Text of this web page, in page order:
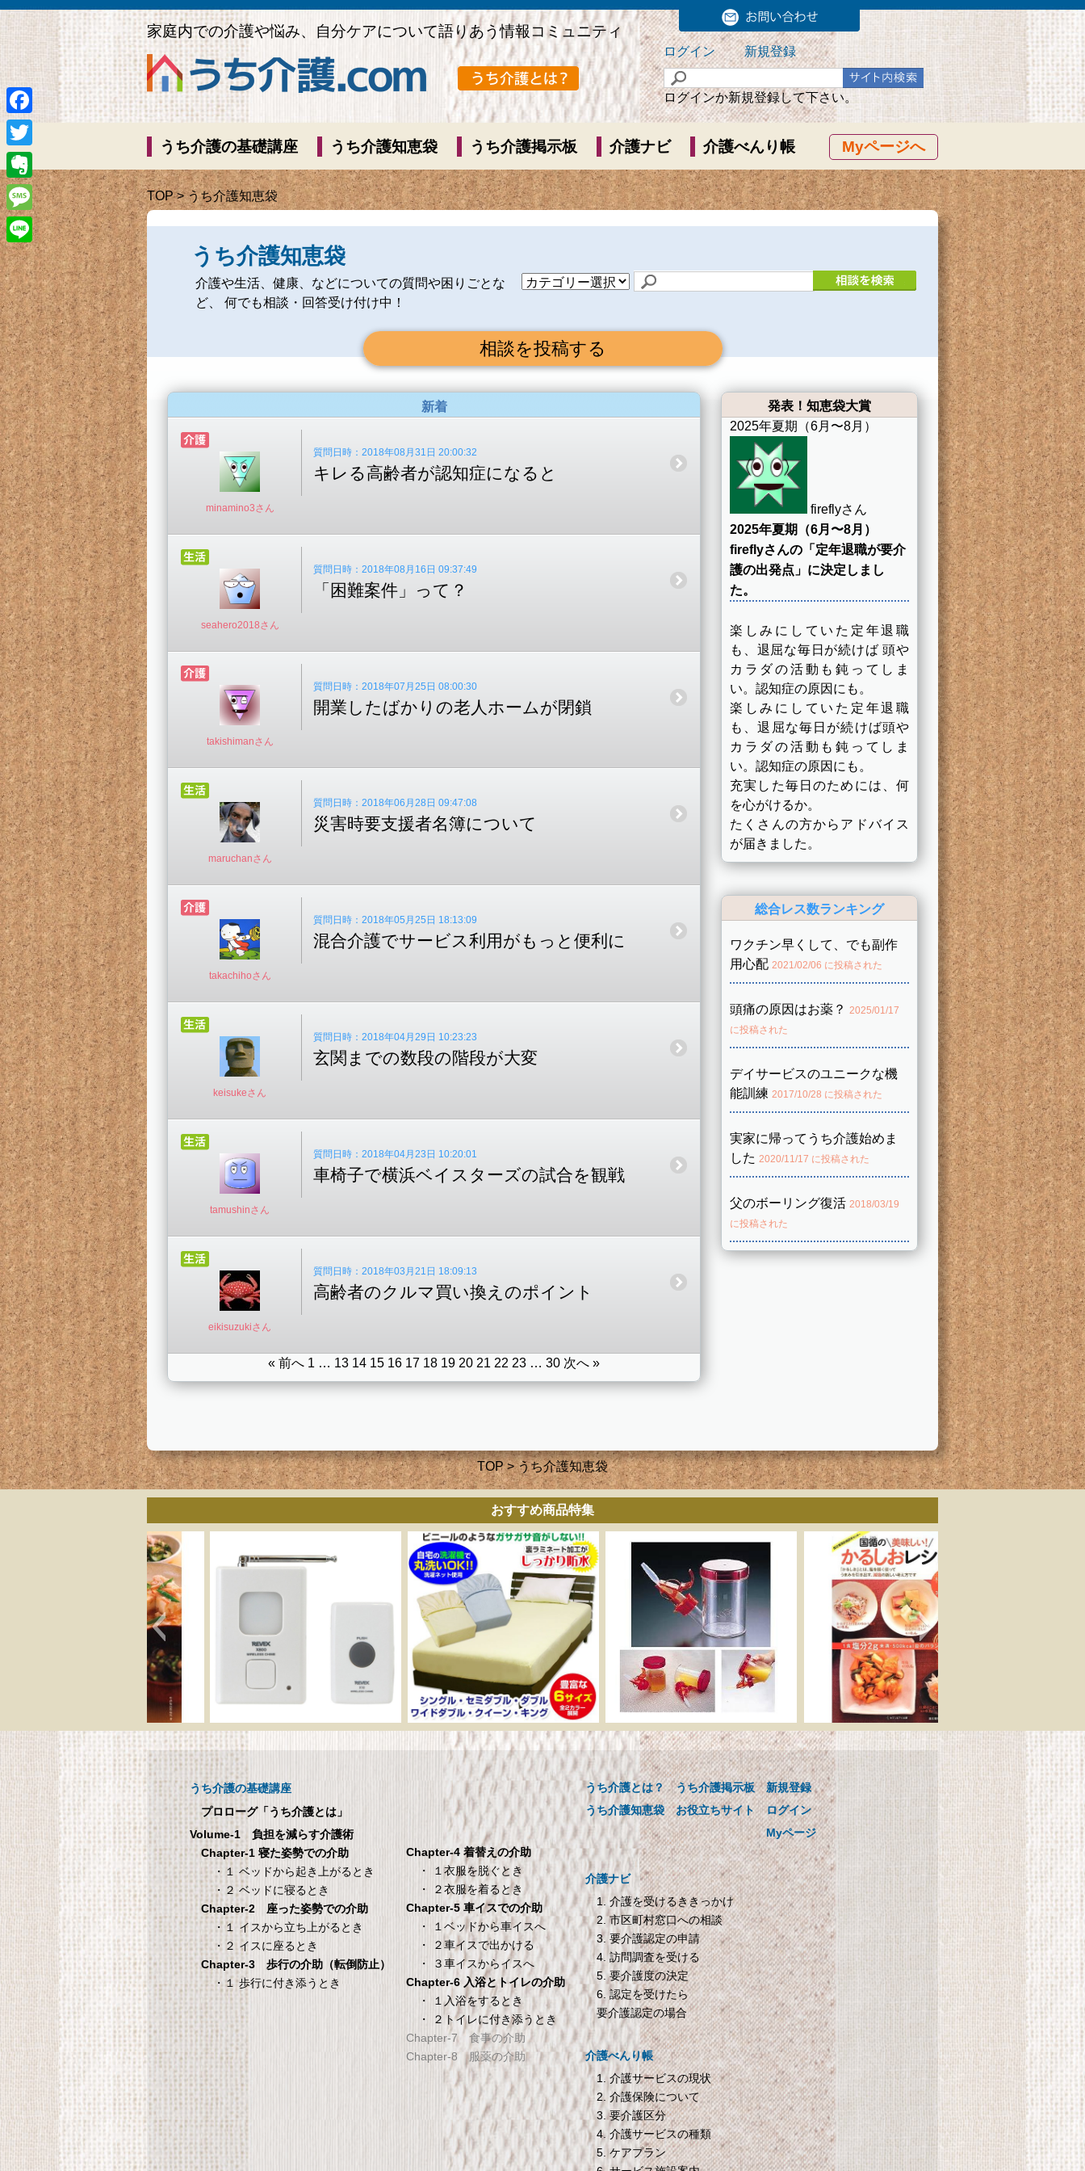
家庭内での介護や悩み、自分ケアについて語りあう情報コミュニティ
ログイン 新規登録
ログインか新規登録して下さい。
Myページへ
うち介護の基礎講座 うち介護知恵袋 うち介護掲示板 介護ナビ 介護べんり帳
TOP> うち介護知恵袋
うち介護知恵袋
介護や生活、健康、などについての質問や困りごとな
ど、 何でも相談・回答受け付け中！
相談を投稿する
新着
minamino3さん
質問日時：2018年08月31日 20:00:32
キレる高齢者が認知症になると
seahero2018さん
質問日時：2018年08月16日 09:37:49
「困難案件」って？
takishimanさん
質問日時：2018年07月25日 08:00:30
開業したばかりの老人ホームが閉鎖
maruchanさん
質問日時：2018年06月28日 09:47:08
災害時要支援者名簿について
takachihoさん
質問日時：2018年05月25日 18:13:09
混合介護でサービス利用がもっと便利に
keisukeさん
質問日時：2018年04月29日 10:23:23
玄関までの数段の階段が大変
tamushinさん
質問日時：2018年04月23日 10:20:01
車椅子で横浜ベイスターズの試合を観戦
eikisuzukiさん
質問日時：2018年03月21日 18:09:13
高齢者のクルマ買い換えのポイント
« 前へ 1 … 13 14 15 16 17 18 19 20 21 22 23 … 30 次へ »
発表！知恵袋大賞
2025年夏期（6月〜8月）
fireflyさん
2025年夏期（6月〜8月）
fireflyさんの「定年退職が要介
護の出発点」に決定しまし
た。
楽しみにしていた定年退職
も、退屈な毎日が続けば 頭や
カラダの活動も鈍ってしま
い。認知症の原因にも。
楽しみにしていた定年退職
も、退屈な毎日が続けば頭や
カラダの活動も鈍ってしま
い。認知症の原因にも。
充実した毎日のためには、何
を心がけるか。
たくさんの方からアドバイス
が届きました。
総合レス数ランキング
ワクチン早くして、でも副作
用心配 2021/02/06 に投稿された
頭痛の原因はお薬？ 2025/01/17
に投稿された
デイサービスのユニークな機
能訓練 2017/10/28 に投稿された
実家に帰ってうち介護始めま
した 2020/11/17 に投稿された
父のボーリング復活 2018/03/19
に投稿された
TOP> うち介護知恵袋
おすすめ商品特集
際病院の 愛情健
康レシピ
病院の 愛情健康レシピ
呼び出しチャイムセット
X810
呼び出しチャイムセット X810
メーカー直販 ベッド用ボ
ックスシーツ 防水シー
ツ 【介護シーツ･ベッド
用防水シーツ】シングル
100×200×30cm クリーム
メーカー直販 ベッド用ボックス
シーツ 防水シーツ 【介護シーツ･
ベッド用防水シーツ】シングル
100×200×30cm クリーム
介助用食器 らくらくゴ
ックンスープ・お茶用
【介護用品】
介助用食器 らくらくゴックンス
ープ・お茶用【介護用品】
国循の美味しい! かるし
おレシピ 0.1mlまで量れ
る! かるしおスプーン3本
セットつき
国循の美味しい! かるしおレシピ
0.1mlまで量れる! かるしおスプー
ン3本セットつき
タンスのゲン 介護用ベ
ッドテーブル キャスタ
ー付き 伸縮式 高さ調節
可能 Licht リヒト
65090050BR
タンスのゲン 介護用ベッドテー
ブル キャスター付き 伸縮式 高さ
調節可能 Licht リヒト
65090050BR
TANITA 【乗った人をピ
タリと当てる「乗るピタ
機能」搭載】 体組成計
ホワイト BC-754-WH
TANITA 【乗った人をピタリと当
てる「乗るピタ機能」搭載】 体
組成計 ホワイト BC-754-WH
オムロン HEM-7200 自
動血圧計
オムロン HEM-7200 自動血圧計
SHARP プラズマクラス
ター搭載 加湿機 気化式
パーソナルタイプ ブル
ー系 HV-C30-A
SHARP プラズマクラスター搭載
加湿機 気化式 パーソナルタイプ
ブルー系 HV-C30-A
うち介護の基礎講座
プロローグ「うち介護とは」
Volume-1 負担を減らす介護術
Chapter-1 寝た姿勢での介助
・１ ベッドから起き上がるとき
・２ ベッドに寝るとき
Chapter-2 座った姿勢での介助
・１ イスから立ち上がるとき
・２ イスに座るとき
Chapter-3 歩行の介助（転倒防止）
・１ 歩行に付き添うとき
Chapter-4 着替えの介助
・ １衣服を脱ぐとき
・ ２衣服を着るとき
Chapter-5 車イスでの介助
・ １ベッドから車イスへ
・ ２車イスで出かける
・ ３車イスからイスへ
Chapter-6 入浴とトイレの介助
・ １入浴をするとき
・ ２トイレに付き添うとき
Chapter-7 食事の介助
Chapter-8 服薬の介助
うち介護とは？
うち介護知恵袋
うち介護掲示板
お役立ちサイト
新規登録
ログイン
Myページ
介護ナビ
1. 介護を受けるききっかけ
2. 市区町村窓口への相談
3. 要介護認定の申請
4. 訪問調査を受ける
5. 要介護度の決定
6. 認定を受けたら
要介護認定の場合
介護べんり帳
1. 介護サービスの現状
2. 介護保険について
3. 要介護区分
4. 介護サービスの種類
5. ケアプラン
Facebook
Twitter
Evernote
Message
Line